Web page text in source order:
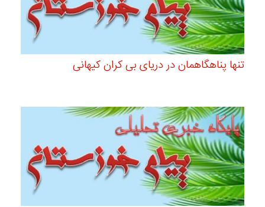
تنها پناهگاهمان در دریای بی کران کیهانی